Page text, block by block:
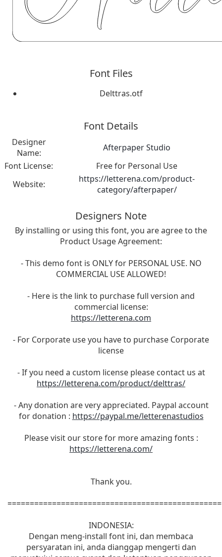
Font Files
Delttras.otf
Font Details
Designer
Name:
Afterpaper Studio
Font License:
Free for Personal Use
Website:
https://letterena.com/product-
category/afterpaper/
Designers Note
By installing or using this font, you are agree to the
Product Usage Agreement:
- This demo font is ONLY for PERSONAL USE. NO
COMMERCIAL USE ALLOWED!
- Here is the link to purchase full version and
commercial license:
https://letterena.com
- For Corporate use you have to purchase Corporate
license
- If you need a custom license please contact us at
https://letterena.com/product/delttras/
- Any donation are very appreciated. Paypal account
for donation : https://paypal.me/letterenastudios
Please visit our store for more amazing fonts :
https://letterena.com/
Thank you.
INDONESIA:
Dengan meng-install font ini, dan membaca
persyaratan ini, anda dianggap mengerti dan